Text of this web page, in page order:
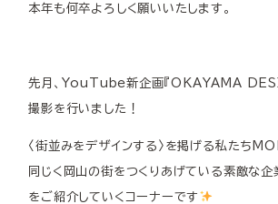
本年も何卒よろしく願いいたします。
先月、YouTube新企画『OKAYAMA
撮影を行いました！
〈街並みをデザインする〉を掲げる私たち
同じく岡山の街をつくりあげている素敵な
をご紹介していくコーナーです